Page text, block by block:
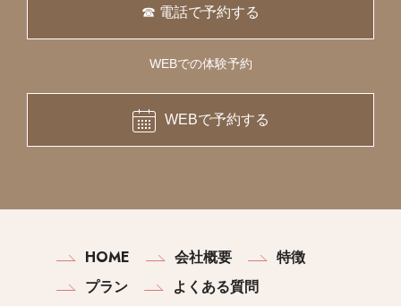
☎ 電話で予約する
WEBでの体験予約
WEBで予約する
HOME 会社概要
特徴
プラン
よくある質問